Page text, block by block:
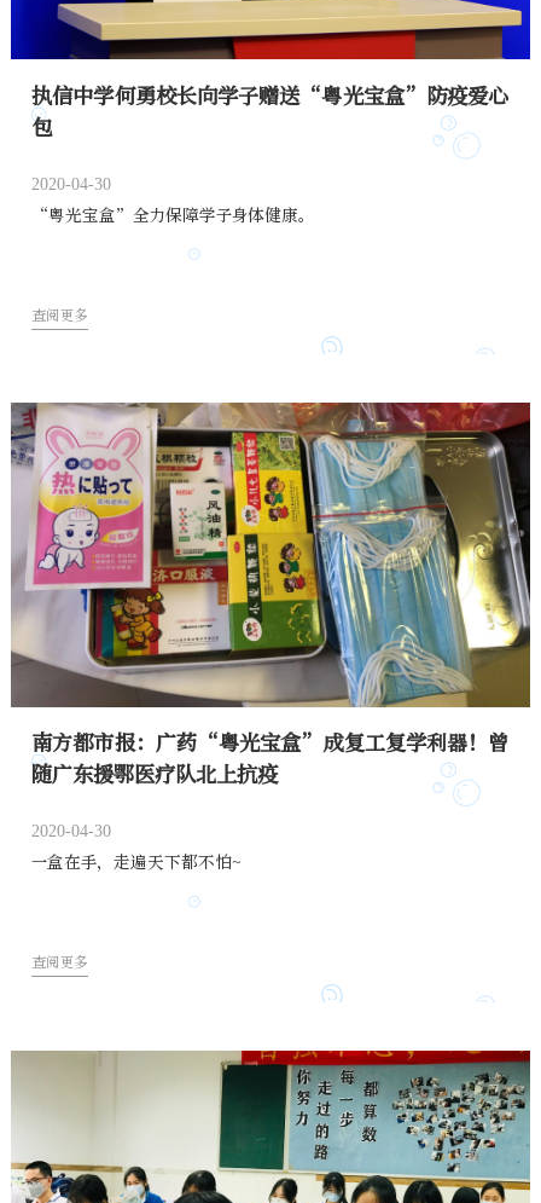
执信中学何勇校长向学子赠送“粤光宝盒”防疫爱心
包
2020-04-30
“粤光宝盒”全力保障学子身体健康。
查阅更多
南方都市报：广药“粤光宝盒”成复工复学利器！曾
随广东援鄂医疗队北上抗疫
2020-04-30
一盒在手，走遍天下都不怕~
查阅更多